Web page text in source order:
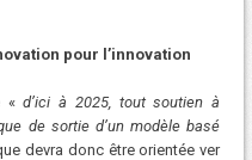
pour l’innovation
«d’ici à 2025, tout soutien à
de sortie d’un modèle basé
devra donc être orientée ver